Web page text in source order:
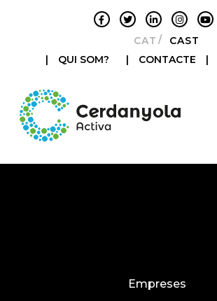
CATALÀ
|
QUI SOM? | CONTACTE |
Categories
Empreses